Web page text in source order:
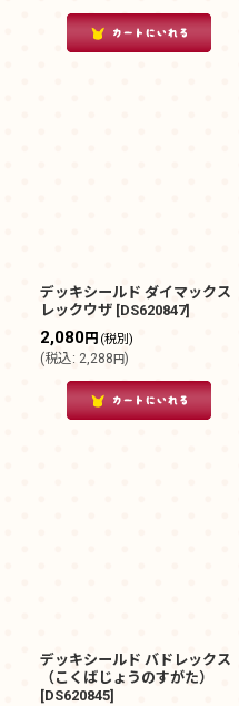
デッキシールド ダイマックス
レックウザ [DS620847]
2,080円 (税別)
(税込: 2,288円)
デッキシールド バドレックス
（こくばじょうのすがた）
[DS620845]